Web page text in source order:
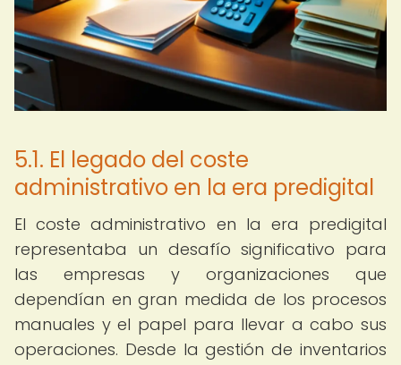
5.1. El legado del coste
administrativo en la era predigital
El coste administrativo en la era predigital
representaba un desafío significativo para
las empresas y organizaciones que
dependían en gran medida de los procesos
manuales y el papel para llevar a cabo sus
operaciones. Desde la gestión de inventarios